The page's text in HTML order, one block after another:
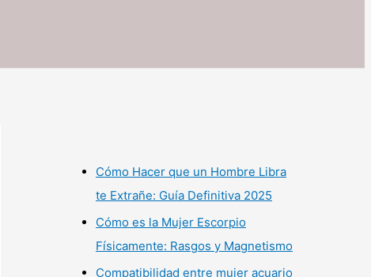
Cómo Hacer que un Hombre Libra
te Extrañe: Guía Definitiva 2025
Cómo es la Mujer Escorpio
Físicamente: Rasgos y Magnetismo
Compatibilidad entre mujer acuario